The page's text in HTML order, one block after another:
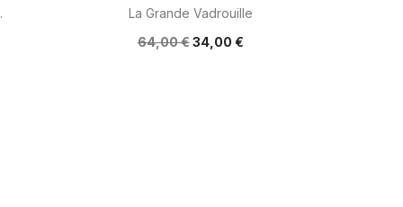
Aperçu rapide
La Grande Vadrouille
64,00 €34,00 €